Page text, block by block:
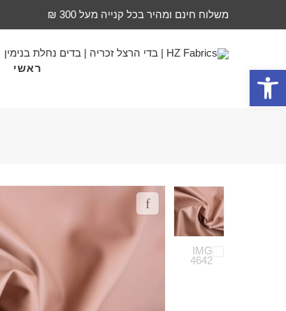
פתח סרגל נגישות
משלוח חינם ומהיר בכל קנייה מעל 300 ₪
ראשי